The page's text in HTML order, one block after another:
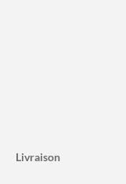
Livraison